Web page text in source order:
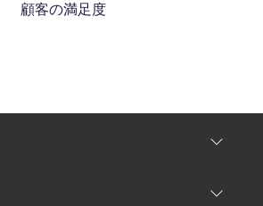
顧客の満足度